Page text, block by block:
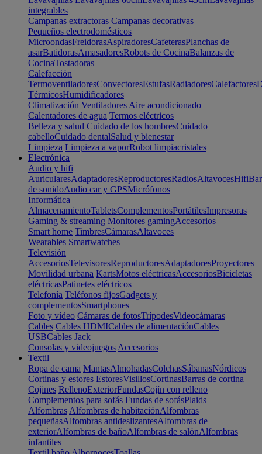
integrables
Campanas extractoras Campanas decorativas
Pequeños electrodomésticos
MicroondasFreidorasAspiradoresCafeterasPlanchas de
asarBatidorasAmasadoresRobots de CocinaBalanzas de
CocinaTostadoras
Calefacción
TermoventiladoresConvectoresEstufasRadiadoresCalefactores
TérmicosHumidificadores
Climatización Ventiladores Aire acondicionado
Calentadores de agua Termos eléctricos
Belleza y salud Cuidado de los hombresCuidado
cabelloCuidado dentalSalud y bienestar
Limpieza Limpieza a vaporRobot limpiacristales
Electrónica
Audio y hifi
AuricularesAdaptadoresReproductoresRadiosAltavocesHifi
de sonidoAudio car y GPSMicrófonos
Informática
AlmacenamientoTabletsComplementosPortátilesImpresoras
Gaming & streaming Monitores gamingAccesorios
Smart home TimbresCámarasAltavoces
Wearables Smartwatches
Televisión
AccesoriosTelevisoresReproductoresAdaptadoresProyectores
Movilidad urbana KartsMotos eléctricasAccesoriosBicicletas
eléctricasPatinetes eléctricos
Telefonía Teléfonos fijosGadgets y
complementosSmartphones
Foto y vídeo Cámaras de fotosTrípodesVideocámaras
Cables Cables HDMICables de alimentaciónCables
USBCables Jack
Consolas y videojuegos Accesorios
Textil
Ropa de cama MantasAlmohadasColchasSábanasNórdicos
Cortinas y estores EstoresVisillosCortinasBarras de cortina
Cojines RellenoExteriorFundasCojín con relleno
Complementos para sofás Fundas de sofásPlaids
Alfombras Alfombras de habitaciónAlfombras
pequeñasAlfombras antideslizantesAlfombras de
exteriorAlfombras de bañoAlfombras de salónAlfombras
infantiles